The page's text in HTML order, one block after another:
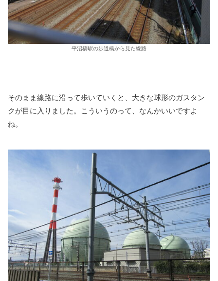
平沼橋駅の歩道橋から見た線路
そのまま線路に沿って歩いていくと、大きな球形のガスタン
クが目に入りました。こういうのって、なんかいいですよ
ね。